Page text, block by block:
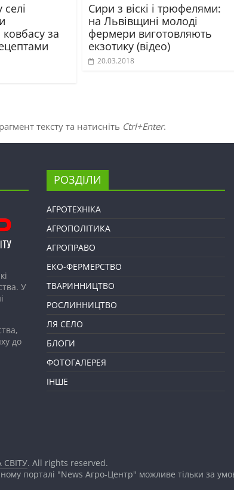
за
Сири з віскі і трюфелями:
на Львівщині молоді
фермери виготовляють
екзотику (відео)
20.03.2018
тексту та натисніть Ctrl+Enter.
У
до
РОЗДІЛИ
АГРОТЕХНІКА
АГРОПОЛІТИКА
АГРОПРАВО
ЕКО-ФЕРМЕРСТВО
ТВАРИННИЦТВО
РОСЛИННИЦТВО
ЛЯ СЕЛО
БЛОГИ
ФОТОГАЛЕРЕЯ
ІНШЕ
. All rights reserved.
порталі "News Агро-Центр" можливе тільки за